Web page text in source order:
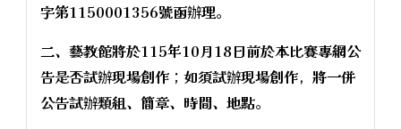
字第1150001356號函辦理。
二、藝教館將於115年10月18日前於本比賽專網公
告是否試辦現場創作；如須試辦現場創作，將一併
公告試辦類組、簡章、時間、地點。